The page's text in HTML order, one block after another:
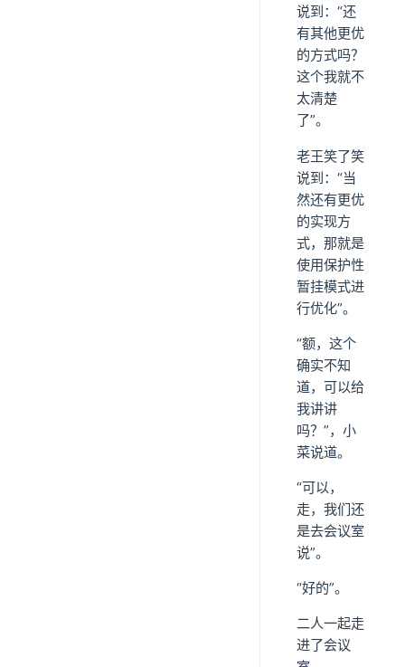
说到：“还
有其他更优
的方式吗？
这个我就不
太清楚
了”。
老王笑了笑
说到：“当
然还有更优
的实现方
式，那就是
使用保护性
暂挂模式进
行优化”。
“额，这个
确实不知
道，可以给
我讲讲
吗？”，小
菜说道。
“可以，
走，我们还
是去会议室
说”。
“好的”。
二人一起走
进了会议